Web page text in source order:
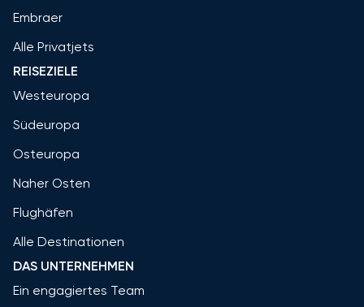
Embraer
Alle Privatjets
REISEZIELE
Westeuropa
Südeuropa
Osteuropa
Naher Osten
Flughäfen
Alle Destinationen
DAS UNTERNEHMEN
Ein engagiertes Team